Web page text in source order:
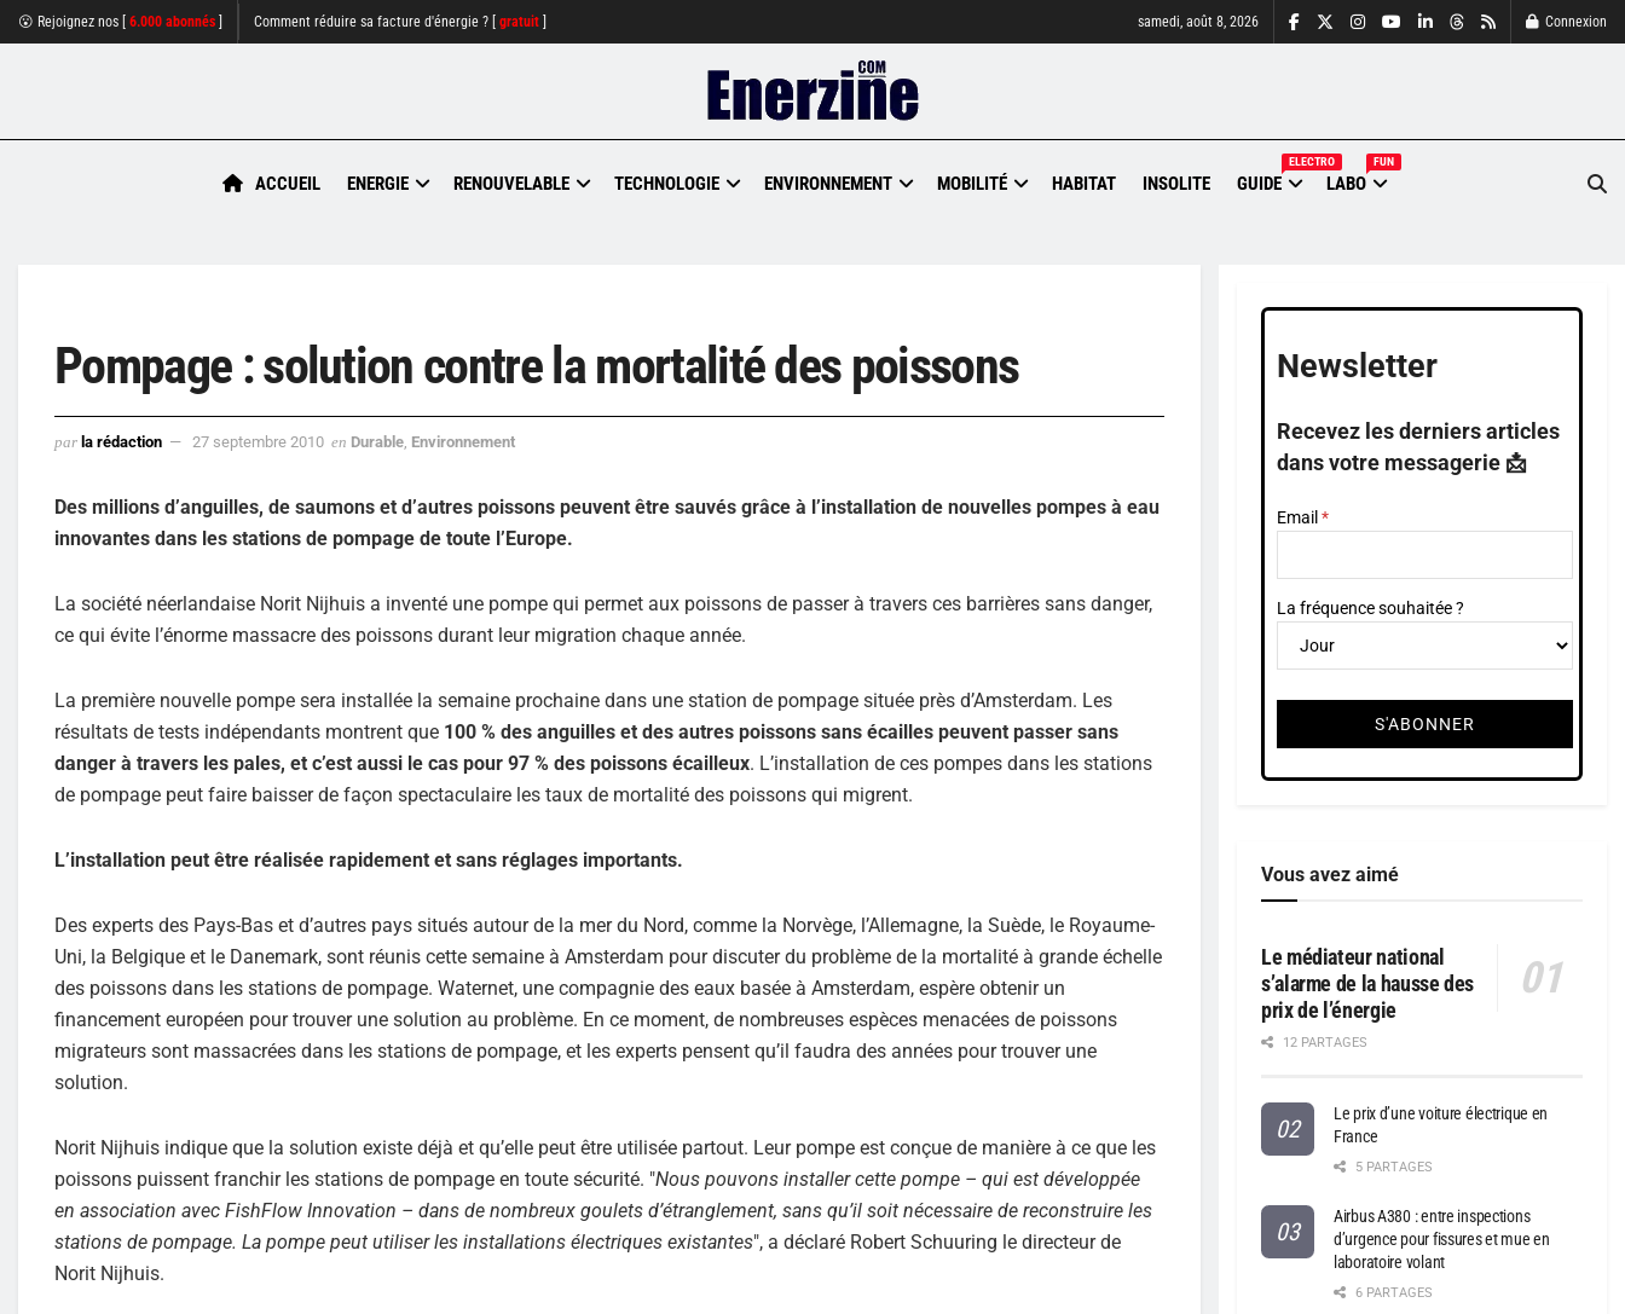
😮 Rejoignez nos [ 6.000 abonnés Comment réduire sa facture d'énergie ? [ gratuit samedi, août 8, 2026 Connexion
ACCUEIL ENERGIE RENOUVELABLE TECHNOLOGIE ENVIRONNEMENT MOBILITÉ HABITAT INSOLITE GUIDE
ELECTRO
LABO
FUN
Pompage : solution contre la mortalité des poissons
par la rédaction 27 septembre 2010 en Durable Environnement
Des millions d’anguilles, de saumons et d’autres poissons peuvent être sauvés grâce à l’installation de nouvelles pompes à eau
innovantes dans les stations de pompage de toute l’Europe.
La société néerlandaise Norit Nijhuis a inventé une pompe qui permet aux poissons de passer à travers ces barrières sans danger,
ce qui évite l’énorme massacre des poissons durant leur migration chaque année.
La première nouvelle pompe sera installée la semaine prochaine dans une station de pompage située près d’Amsterdam. Les
résultats de tests indépendants montrent que 100 % des anguilles et des autres poissons sans écailles peuvent passer sans
danger à travers les pales, et c’est aussi le cas pour 97 % des poissons écailleux. L’installation de ces pompes dans les stations
de pompage peut faire baisser de façon spectaculaire les taux de mortalité des poissons qui migrent.
L’installation peut être réalisée rapidement et sans réglages importants.
Des experts des Pays-Bas et d’autres pays situés autour de la mer du Nord, comme la Norvège, l’Allemagne, la Suède, le Royaume-
Uni, la Belgique et le Danemark, sont réunis cette semaine à Amsterdam pour discuter du problème de la mortalité à grande échelle
des poissons dans les stations de pompage. Waternet, une compagnie des eaux basée à Amsterdam, espère obtenir un
financement européen pour trouver une solution au problème. En ce moment, de nombreuses espèces menacées de poissons
migrateurs sont massacrées dans les stations de pompage, et les experts pensent qu’il faudra des années pour trouver une
solution.
Norit Nijhuis indique que la solution existe déjà et qu’elle peut être utilisée partout. Leur pompe est conçue de manière à ce que les
poissons puissent franchir les stations de pompage en toute sécurité. "Nous pouvons installer cette pompe – qui est développée
en association avec FishFlow Innovation – dans de nombreux goulets d’étranglement, sans qu’il soit nécessaire de reconstruire les
stations de pompage. La pompe peut utiliser les installations électriques existantes", a déclaré Robert Schuuring le directeur de
Norit Nijhuis.
Newsletter
Recevez les derniers articles
dans votre messagerie 📩
Email
La fréquence souhaitée ?
Vous avez aimé
Le médiateur national
s’alarme de la hausse des
prix de l’énergie
12 PARTAGES
Le prix d’une voiture électrique en
France
5 PARTAGES
Airbus A380 : entre inspections
d’urgence pour fissures et mue en
laboratoire volant
6 PARTAGES